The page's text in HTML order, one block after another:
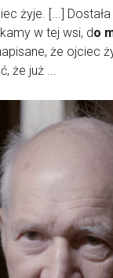
żyje. [...]
w tej wsi, do
że ojciec
że już ...